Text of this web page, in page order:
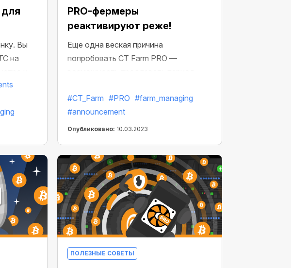
Вы
на
и
еще
PRO-фермеры
реактивируют реже!
Еще одна веская причина
попробовать CT Farm PRO —
упустите шанс попробовать майнинг,
экономящий ваше время, абсолютно
бесплатно.
#CT_Farm #PRO #farm_managing
#announcement
Опубликовано: 10.03.2023
ПОЛЕЗНЫЕ СОВЕТЫ